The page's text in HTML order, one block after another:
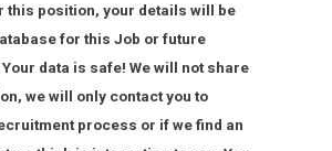
this position, your details will be
for this Job or future
data is safe! We will not share
we will only contact you to
process or if we find an